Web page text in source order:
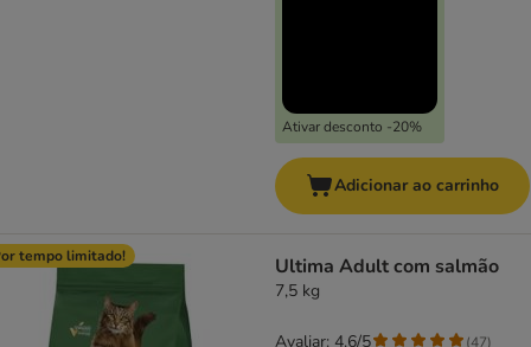
Ativar desconto -20%
Adicionar ao carrinho
tempo limitado! Ultima Adult com salmão
7,5 kg
Avaliar: 4.6/5 (47)